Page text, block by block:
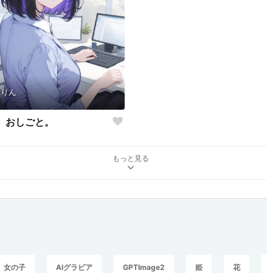
ん
おしごと。
もっと見る
女の子 AIグラビア GPTImage2 姫 花